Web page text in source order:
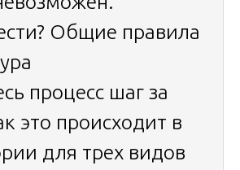
Общие правила
процесс шаг за
это происходит в
для трех видов